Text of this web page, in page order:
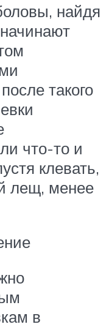
найдя
такого
что-то и
клевать,
лещ, менее
в